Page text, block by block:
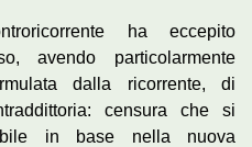
ha eccepito
avendo particolarmente
dalla ricorrente, di
censura che si
in base nella nuova